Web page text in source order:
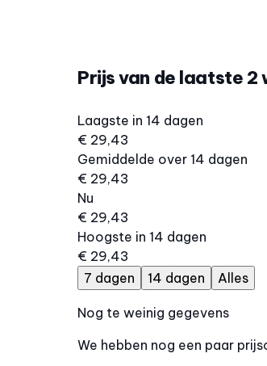
Prijs van de laatste 2
Laagste in 14 dagen
€ 29,43
Gemiddelde over 14 dagen
€ 29,43
Nu
€ 29,43
Hoogste in 14 dagen
€ 29,43
7 dagen
14 dagen Alles
Nog te weinig gegevens
We hebben nog een paar